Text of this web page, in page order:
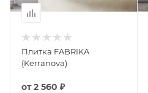
Плитка FABRIKA
(Kerranova)
от2 560 ₽